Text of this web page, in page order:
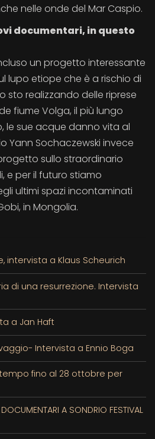
nelle onde del Mar Caspio.
documentari, in questo
un progetto interessante
lupo etiope che è a rischio di
sto realizzando delle riprese
fiume Volga, il più lungo
le sue acque danno vita al
Yann Sochaczewski invece
sullo straordinario
e per il futuro stiamo
ultimi spazi incontaminati
in Mongolia.
intervista a Klaus Scheurich
di una resurrezione. Intervista
a Jan Haft
Intervista a Ennio Boga
fino al 28 ottobre per
DOCUMENTARI A SONDRIO FESTIVAL